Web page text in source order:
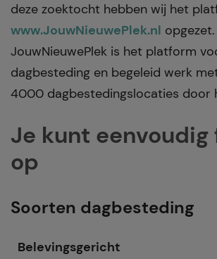
deze zoektocht hebben wij het
www.JouwNieuwePlek.nl opgezet.
JouwNieuwePlek is het platform
dagbesteding en begeleid werk
4000 dagbestedingslocaties door
Je kunt
op
Soorten dagbesteding
Belevingsgericht